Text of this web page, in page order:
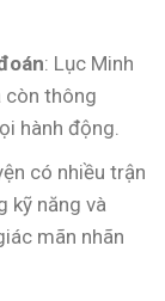
: Lục Minh
còn thông
hành động.
có nhiều trận
kỹ năng và
mãn nhãn